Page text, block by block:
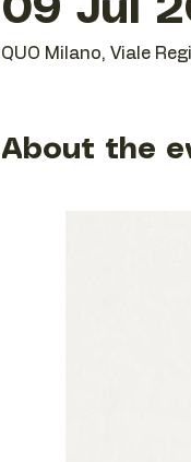
09 Jul
QUO Milano, Viale
About the